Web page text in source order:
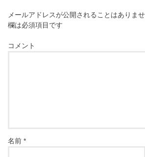
メールアドレスが公開されることはありませ
欄は必須項目です
コメント
名前*